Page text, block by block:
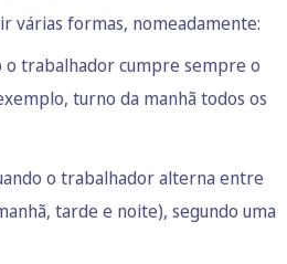
várias formas, nomeadamente:
o trabalhador cumpre sempre o
turno da manhã todos os
o trabalhador alterna entre
tarde e noite), segundo uma